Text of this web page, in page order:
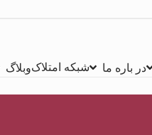
در باره ما شبکه امتلاکوبلاگ